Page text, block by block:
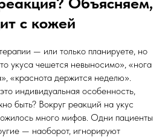
с кожей
— или только планируете, но
укуса чешется невыносимо», «нога
«краснота держится неделю».
индивидуальная особенность,
быть? Вокруг реакций на укус
много мифов. Одни пациенты
— наоборот, игнорируют